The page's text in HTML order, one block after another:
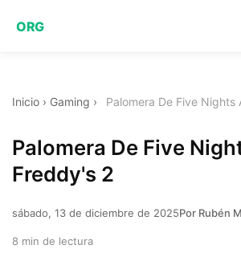
ORG
Inicio › Gaming › Palomera De Five Nights
Palomera De Five
Freddy's 2
sábado, 13 de diciembre de 2025Por Rubén
8 min de lectura